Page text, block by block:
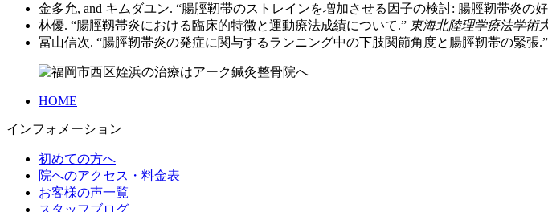
金多允, and キムダユン. “腸脛靭帯のストレインを増加させる因子の検討: 腸脛靭帯炎の
林優. “腸脛靱帯炎における臨床的特徴と運動療法成績について.” 東海北陸理学療法学術
冨山信次. “腸脛靭帯炎の発症に関与するランニング中の下肢関節角度と腸脛靭帯の緊張.”
HOME
インフォメーション
初めての方へ
院へのアクセス・料金表
お客様の声一覧